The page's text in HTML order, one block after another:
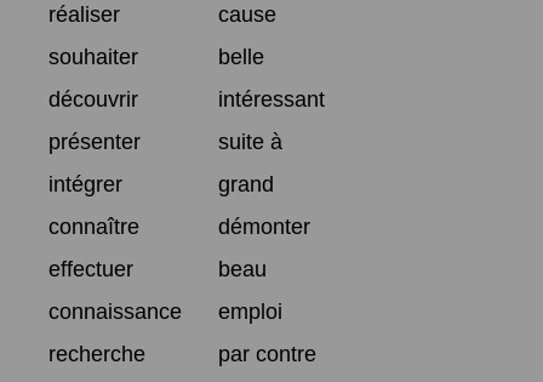
réaliser
cause
souhaiter
belle
découvrir
intéressant
présenter
suite à
intégrer
grand
connaître
démonter
effectuer
beau
connaissance
emploi
recherche
par contre